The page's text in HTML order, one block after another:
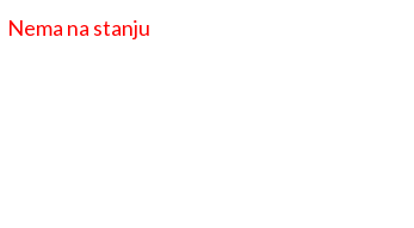
Nema na stanju